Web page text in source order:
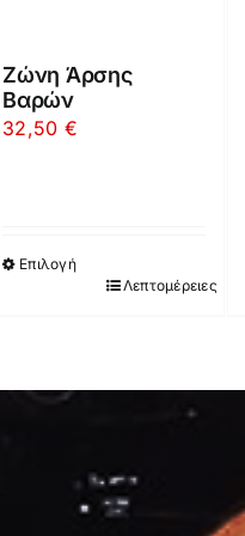
Ζώνη Άρσης
Βαρών
32,50 €
Επιλογή
έχει
επιλογές
Λεπτομέρειες